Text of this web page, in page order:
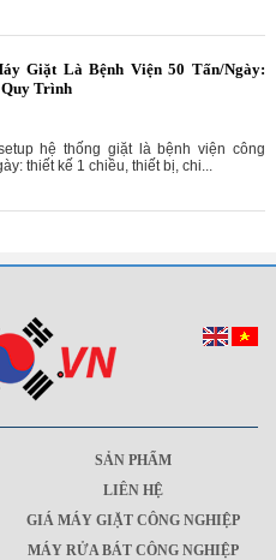
Giặt Là Bệnh Viện 50 Tấn/Ngày:
Trình
hệ thống giặt là bệnh viện công
thiết kế 1 chiều, thiết bị, chi...
SẢN PHẨM
LIÊN HỆ
GIÁ MÁY GIẶT CÔNG NGHIỆP
MÁY RỬA BÁT CÔNG NGHIỆP